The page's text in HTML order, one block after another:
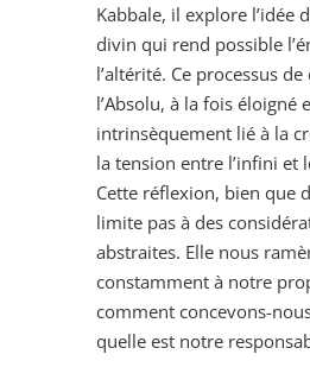
Kabbale, il explore l’idée
divin qui rend possible
l’altérité. Ce processus
l’Absolu, à la fois éloigné
intrinsèquement lié à la
la tension entre l’infini et
Cette réflexion, bien que
limite pas à des
abstraites. Elle nous
constamment à notre
comment concevons-
quelle est notre